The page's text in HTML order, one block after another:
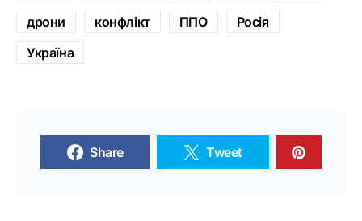
дрони
конфлікт ППО
Росія
Україна
Share Tweet